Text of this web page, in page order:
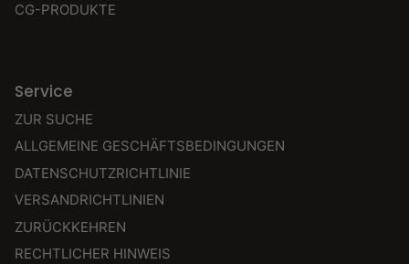
CG-PRODUKTE
Service
ZUR SUCHE
ALLGEMEINE GESCHÄFTSBEDINGUNGEN
DATENSCHUTZRICHTLINIE
VERSANDRICHTLINIEN
ZURÜCKKEHREN
RECHTLICHER HINWEIS